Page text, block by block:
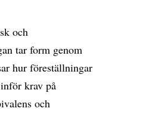
och
tar form genom
hur föreställningar
krav på
och